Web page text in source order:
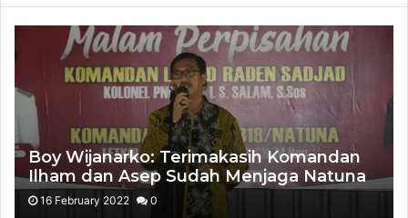
Boy Wijanarko: Terimakasih Komandan
Ilham dan Asep Sudah Menjaga Natuna
16 February 2022 0